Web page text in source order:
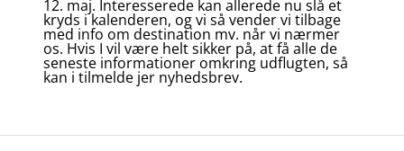
12. maj. Interesserede kan allerede nu slå et
kryds i kalenderen, og vi så vender vi tilbage
med info om destination mv. når vi nærmer
os. Hvis I vil være helt sikker på, at få alle de
seneste informationer omkring udflugten, så
kan i tilmelde jer nyhedsbrev.